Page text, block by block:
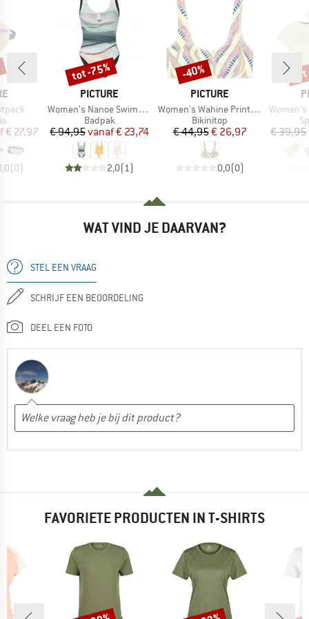
prijs
€ 27,97
(0)
MERK
PICTURE
Artikel
Women's Nanoe Swimsuit
Productgroep
Badpak
Prijs
€ 94,95 Verlaagde prijs
vanaf€ 23,74
2,0(1)
Korting
tot -75%
MERK
PICTURE
Artikel
Women's Wahine Printed Top
Productgroep
Bikinitop
Prijs
€ 44,95Verlaagde prijs
€ 26,97
0,0(0)
Korting
-40%
Artikel
Women's
€ 39,95
WAT VIND JE DAARVAN?
STEL EEN VRAAG
SCHRIJF EEN BEOORDELING
DEEL EEN FOTO
FAVORIETE PRODUCTEN IN T-SHIRTS